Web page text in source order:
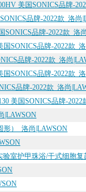
美国SONICS品牌-
品牌-2022款_洛尚
SONICS品牌-2022款_洛
SONICS品牌-2022款_
品牌-2022款_洛尚
SONICS品牌-2022款_
品牌-2022款_洛尚
美国SONICS品牌-2022
|LAWSON
形）_洛尚|LAWSON
验室护甲珠浴/干式细胞